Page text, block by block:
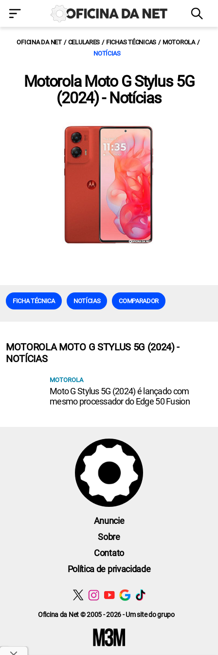
OFICINA DA NET CELULARES FICHAS TÉCNICAS
MOTOROLA
NOTÍCIAS
Motorola Moto G Stylus 5G
(2024) - Notícias
FICHA TÉCNICA NOTÍCIAS COMPARADOR
MOTOROLA MOTO G STYLUS 5G (2024) -
NOTÍCIAS
MOTOROLA
Moto G Stylus 5G (2024) é lançado com
mesmo processador do Edge 50 Fusion
Oficina da Net © 2005 - 2026 - Um site do grupo
Anuncie
Sobre
Contato
Política de privacidade